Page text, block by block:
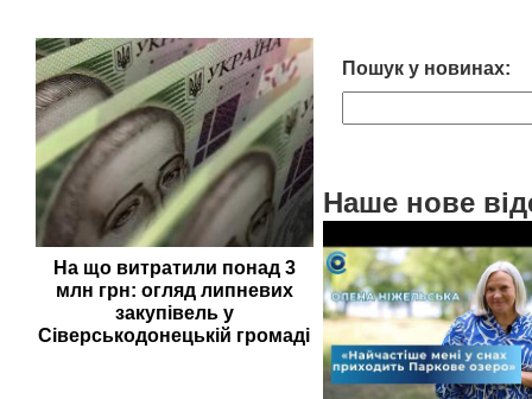
На що витратили понад 3
млн грн: огляд липневих
закупівель у
Сіверськодонецькій громаді
Пошук у новинах:
Наше нове